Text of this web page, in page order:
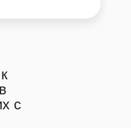
к
с